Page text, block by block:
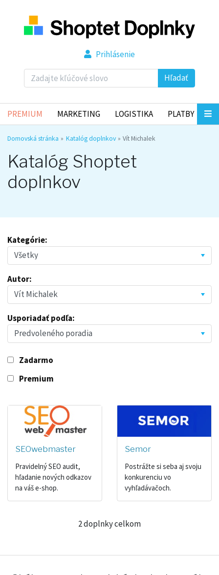
Hľadať
Prihlásenie
PREMIUM MARKETING LOGISTIKA PLATBY
Domovská stránka Katalóg doplnkov Vít Michalek
Katalóg Shoptet
doplnkov
Kategórie:
Autor:
Usporiadať podľa:
Zadarmo
Premium
SEOwebmaster
Pravidelný SEO audit,
hľadanie nových odkazov
na váš e-shop.
Semor
Postrážte si seba aj svoju
konkurenciu vo
vyhľadávačoch.
2 doplnky celkom